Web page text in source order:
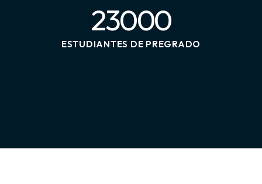
23000
ESTUDIANTES DE PREGRADO